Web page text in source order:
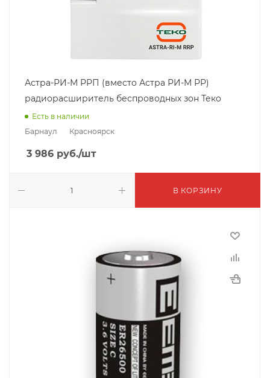
Астра-РИ-М РРП (вместо Астра РИ-М РР)
радиорасширитель беспроводных зон Теко
Есть в наличии
Барнаул
Красноярск
3 986 руб./шт
В КОРЗИНУ